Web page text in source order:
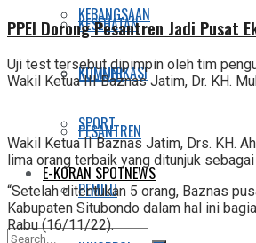
KESEHATAN
KULINER
SPORT
E-KORAN SPOTNEWS
KEBANGSAAN
KOMUNIKASI
PESANTREN
PEMILU
PPEI Dorong Pesantren Jadi Pusat
Uji test tersebut dipimpin oleh tim
Wakil Ketua III Baznas Jatim, Dr. KH.
Wakil Ketua II Baznas Jatim, Drs. KH.
lima orang terbaik yang ditunjuk
“Setelah ditentukan 5 orang, Baznas
Kabupaten Situbondo dalam hal ini
Rabu (16/11/22).